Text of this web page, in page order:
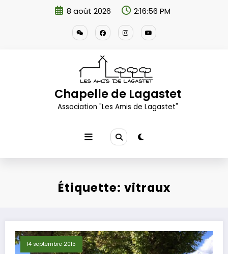
8 août 2026 2:16:56 PM
Chapelle de Lagastet
Association "Les Amis de Lagastet"
Étiquette: vitraux
14 septembre 2015